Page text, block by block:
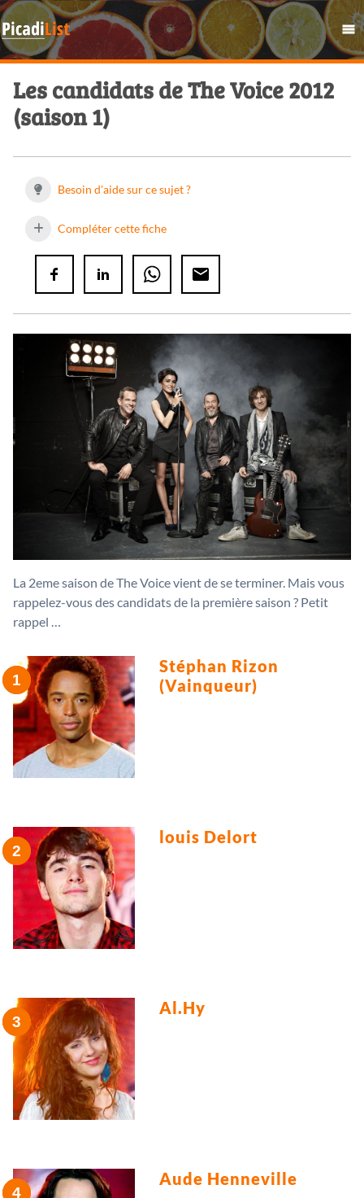
Les candidats de The Voice 2012
(saison 1)
Besoin d'aide sur ce sujet ?
Compléter cette fiche
La 2eme saison de The Voice vient de se terminer. Mais vous
rappelez-vous des candidats de la première saison ? Petit
rappel …
Stéphan Rizon
(Vainqueur)
louis Delort
Al.Hy
Aude Henneville